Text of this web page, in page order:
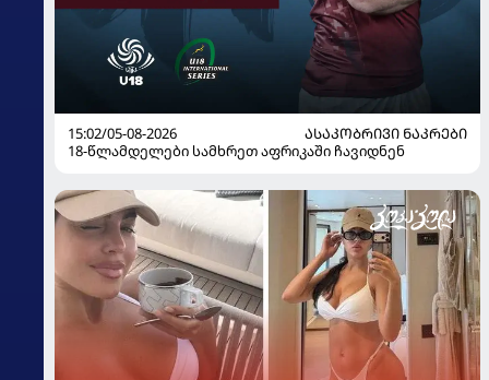
15:02/05-08-2026
ᲐᲡᲐᲙᲝᲑᲠᲘᲕᲘ ᲜᲐᲙᲠᲔᲑᲘ
18-წლამდელები სამხრეთ აფრიკაში ჩავიდნენ